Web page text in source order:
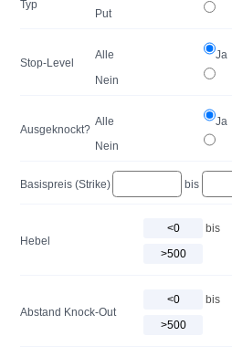
Typ
Put
Stop-Level
Alle
Ja
Nein
Ausgeknockt?
Alle
Ja
Nein
Basispreis (Strike) bis
Hebel
bis
Abstand Knock-Out
bis